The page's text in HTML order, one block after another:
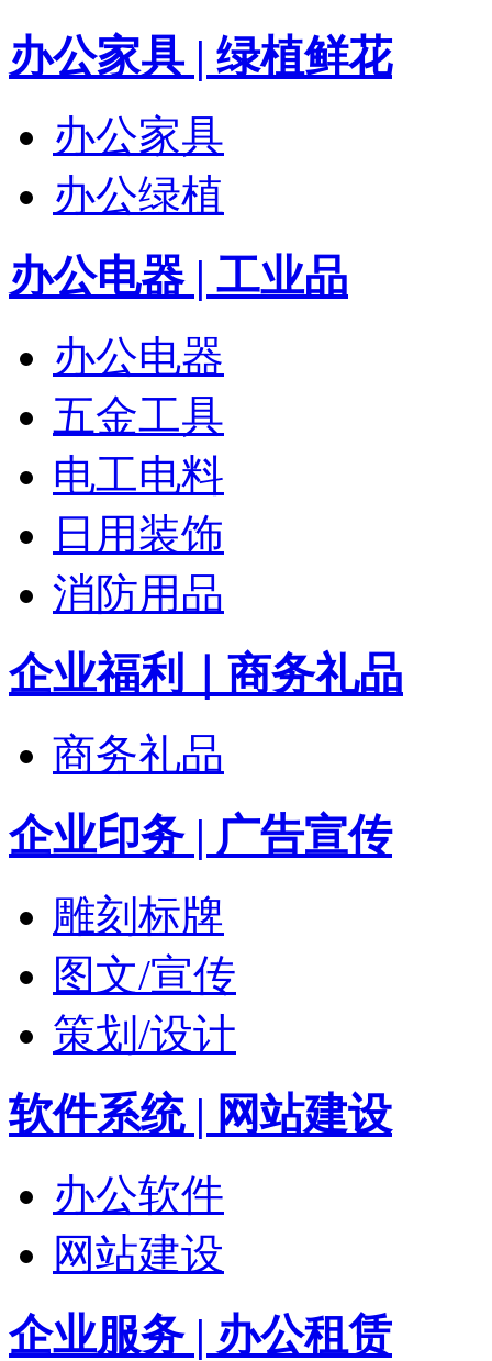
办公家具 | 绿植鲜花
办公家具
办公绿植
办公电器 | 工业品
办公电器
五金工具
电工电料
日用装饰
消防用品
企业福利｜商务礼品
商务礼品
企业印务 | 广告宣传
雕刻标牌
图文/宣传
策划/设计
软件系统 | 网站建设
办公软件
网站建设
企业服务 | 办公租赁